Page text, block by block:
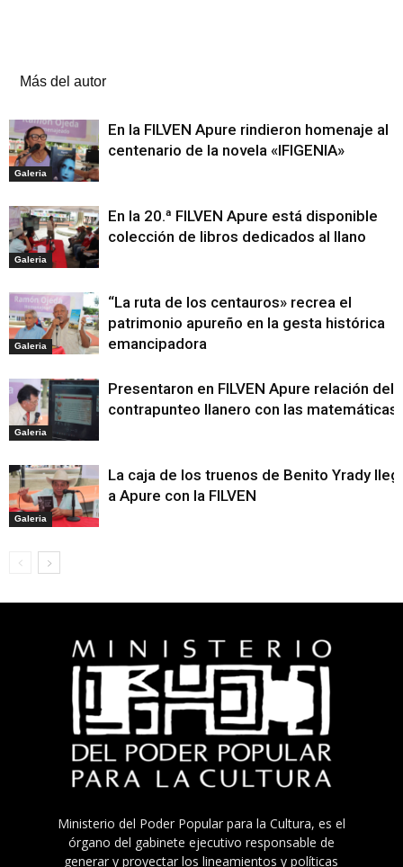
Más del autor
Galeria
En la FILVEN Apure rindieron homenaje al
centenario de la novela «IFIGENIA»
Galeria
En la 20.ª FILVEN Apure está disponible
colección de libros dedicados al llano
Galeria
“La ruta de los centauros» recrea el
patrimonio apureño en la gesta histórica
emancipadora
Galeria
Presentaron en FILVEN Apure relación del
contrapunteo llanero con las matemáticas
Galeria
La caja de los truenos de Benito Yrady
a Apure con la FILVEN
Ministerio del Poder Popular para la Cultura, es el
órgano del gabinete ejecutivo responsable de
generar y proyectar los lineamientos y políticas